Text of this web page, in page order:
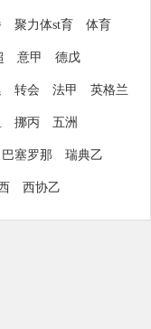
聚力体st育 体育
意甲 德戊
转会 法甲 英格兰
挪丙 五洲
巴塞罗那 瑞典乙
西协乙